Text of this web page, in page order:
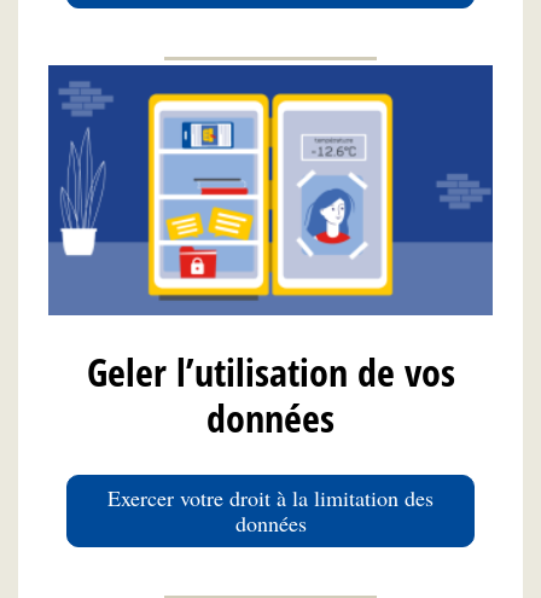
Geler l’utilisation de vos
données
Exercer votre droit à la limitation des
données